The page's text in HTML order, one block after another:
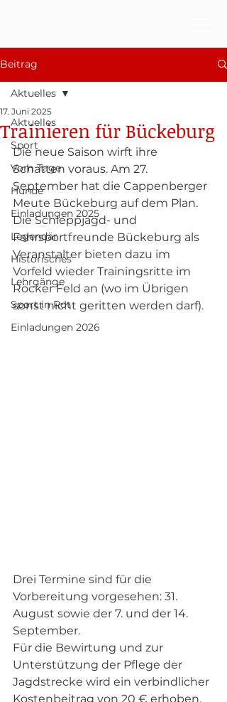
Beitrag
Aktuelles
Sport
Vom Tage
Hunde
Einladungen 2025
Legendär
Historisches
Lehrgänge
Sport in Rot
Einladungen 2026
Aktuelles
Trainieren für Bückeburg
17. Juni 2025
Die neue Saison wirft ihre
Schatten voraus. Am 27.
September hat die Cappenberger
Meute Bückeburg auf dem Plan.
Die Schleppjagd- und
Fahrsportfreunde Bückeburg als
Veranstalter bieten dazu im
Vorfeld wieder Trainingsritte im
Röcker Feld an (wo im Übrigen
sonst nicht geritten werden darf).
Drei Termine sind für die
Vorbereitung vorgesehen: 31.
August sowie der 7. und der 14.
September.
Für die Bewirtung und zur
Unterstützung der Pflege der
Jagdstrecke wird ein verbindlicher
Kostenbeitrag von 20 € erhoben,